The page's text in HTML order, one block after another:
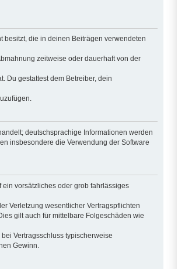
besitzt, die in deinen Beiträgen verwendeten
zeitweise oder dauerhaft von der
Du gestattest dem Betreiber, dein
deutschsprachige Informationen werden
insbesondere die Verwendung der Software
ein vorsätzliches oder grob fahrlässiges
Verletzung wesentlicher Vertragspflichten
gilt auch für mittelbare Folgeschäden wie
Vertragsschluss typischerweise
Gewinn.